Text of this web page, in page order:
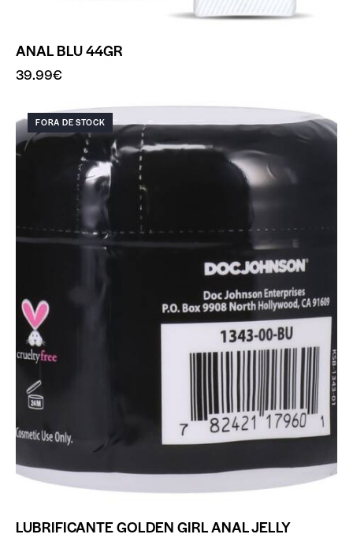
ANAL BLU 44GR
39.99€
FORA DE STOCK
LUBRIFICANTE GOLDEN GIRL ANAL JELLY